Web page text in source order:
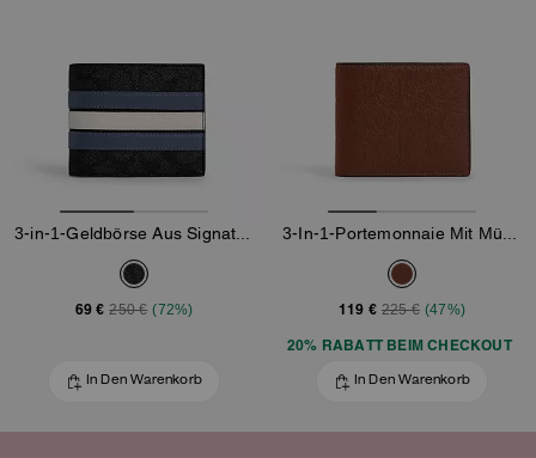
3-in-1-Geldbörse Aus Signature-Canvas Mit Varsity-Streifen
69 € 250 € (72%)
In Den Warenkorb
3-In-1-Portemonnaie Mit Münzfach Aus Signature-Leder
119 € 225 € (47%)
20% RABATT BEIM CHECKOUT
In Den Warenkorb